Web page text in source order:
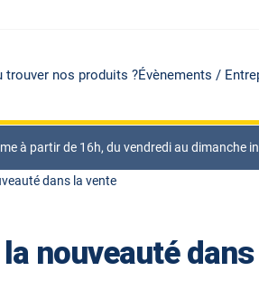
à partir de 16h, du vendredi au dimanche
trouver nos produits ?Évènements /
dans la vente
nouveauté